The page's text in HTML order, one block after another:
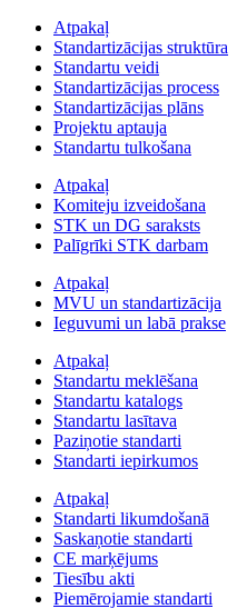
Atpakaļ
Standartizācijas struktūra
Standartu veidi
Standartizācijas process
Standartizācijas plāns
Projektu aptauja
Standartu tulkošana
Atpakaļ
Komiteju izveidošana
STK un DG saraksts
Palīgrīki STK darbam
Atpakaļ
MVU un standartizācija
Ieguvumi un labā prakse
Atpakaļ
Standartu meklēšana
Standartu katalogs
Standartu lasītava
Paziņotie standarti
Standarti iepirkumos
Atpakaļ
Standarti likumdošanā
Saskaņotie standarti
CE marķējums
Tiesību akti
Piemērojamie standarti